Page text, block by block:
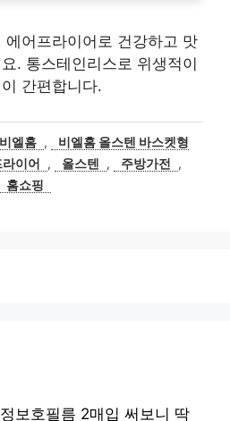
에어프라이어로 건강하고 맛
. 통스테인리스로 위생적이
간편합니다.
비엘홈 ,
비엘홈 올스텐 바스켓형
이어 , 올스텐 , 주방가전
,
홈쇼핑
보호필름 2매입 써보니 딱